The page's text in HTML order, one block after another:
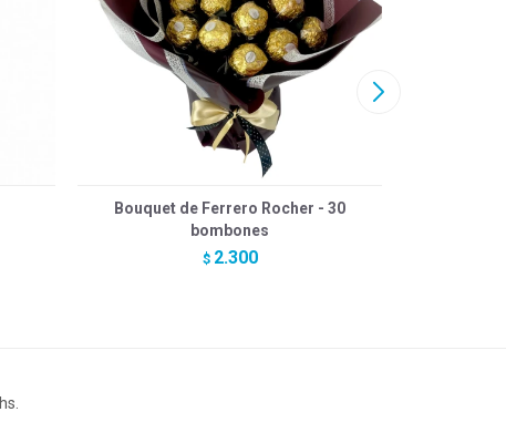
Bouquet de Ferrero Rocher - 30
bombones
$ 2.300